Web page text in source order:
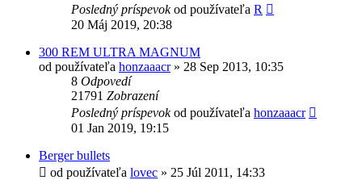
Posledný príspevokod používateľa R
20 Máj 2019, 20:38
300 REM ULTRA MAGNUM
od používateľa honzaaacr» 28 Sep 2013, 10:35
8 Odpovedí
21791 Zobrazení
Posledný príspevokod používateľa honzaaacr
01 Jan 2019, 19:15
Berger bullets
od používateľa lovec » 25 Júl 2011, 14:33